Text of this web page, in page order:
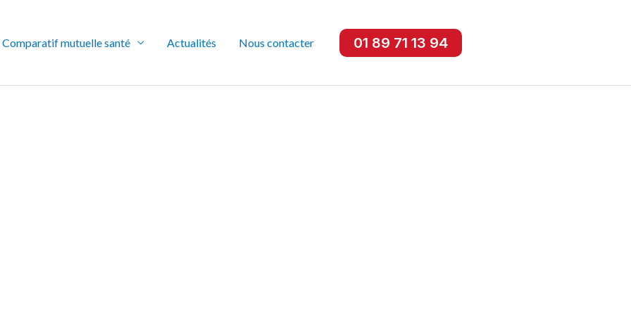
Comparatif mutuelle santé Actualités Nous contacter 01 89 71 13 94